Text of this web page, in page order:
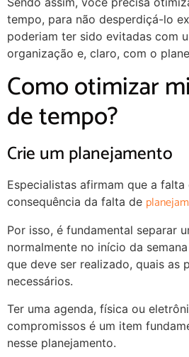
tempo, para não desperdiçá-lo
poderiam ter sido evitadas com
organização e, claro, com o
Como otimizar
de tempo?
Crie um planejamento
Especialistas afirmam que a
consequência da falta de
Por isso, é fundamental separar
normalmente no início da
que deve ser realizado, quais as
necessários.
Ter uma agenda, física ou
compromissos é um item
nesse planejamento.